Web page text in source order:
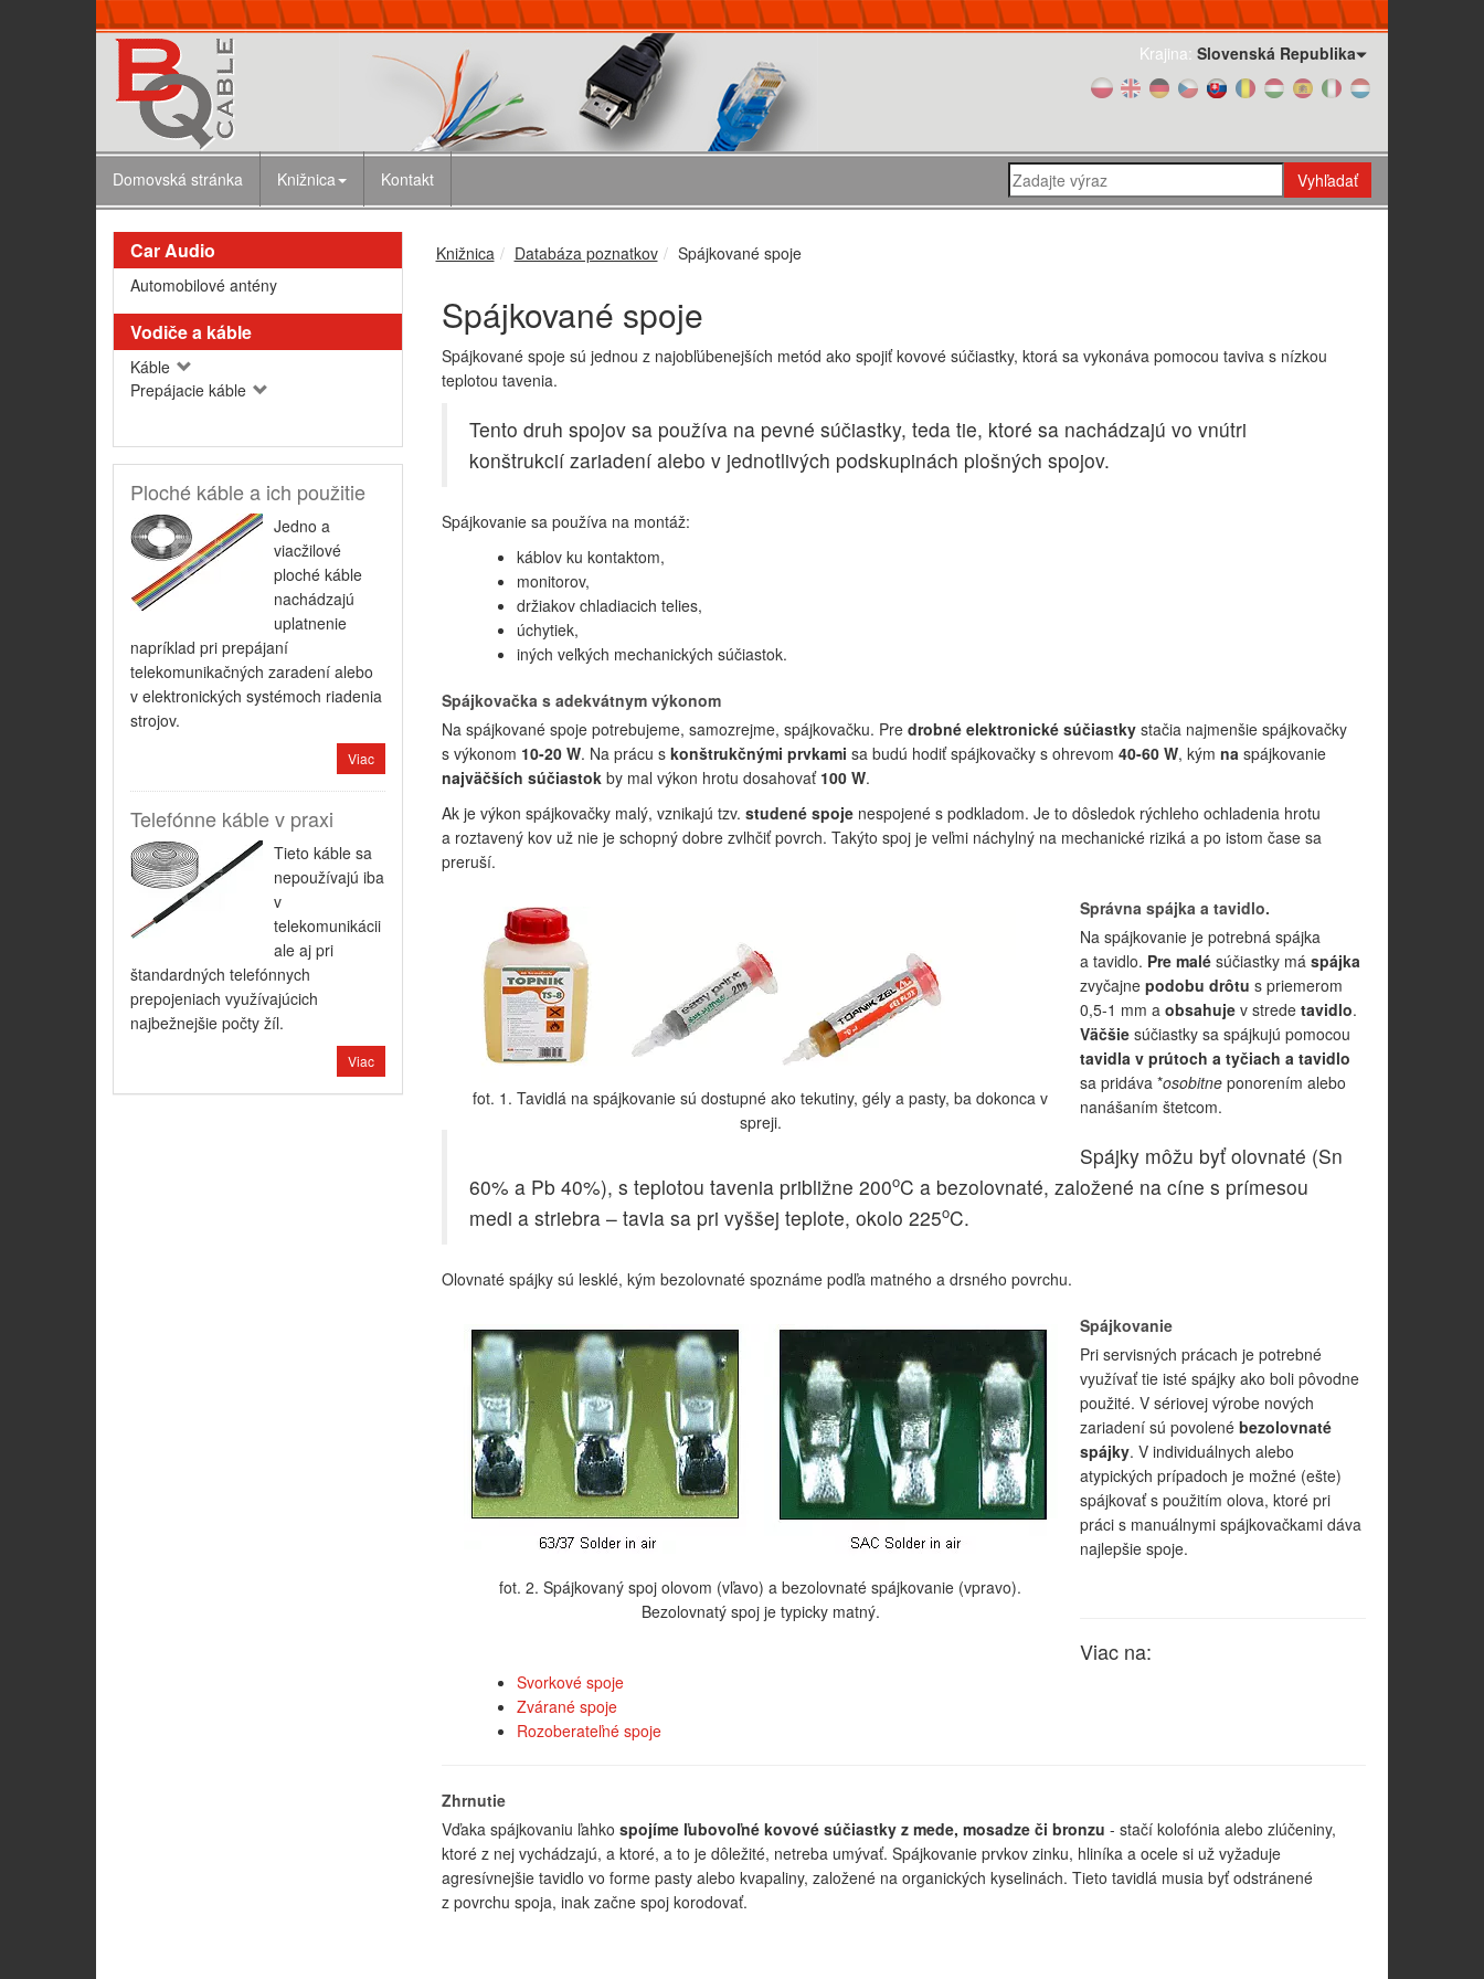
Krajina: Slovenská Republika
Domovská stránka Knižnica Kontakt Vyhľadať
Car Audio
Automobilové antény
Vodiče a káble
Káble
Prepájacie káble
Ploché káble a ich použitie
Jedno a
viacžilové
ploché káble
nachádzajú
uplatnenie
napríklad pri prepájaní
telekomunikačných zaradení alebo
v elektronických systémoch riadenia
strojov.
Viac
Telefónne káble v praxi
Tieto káble sa
nepoužívajú iba
v
telekomunikácii
ale aj pri
štandardných telefónnych
prepojeniach využívajúcich
najbežnejšie počty žíl.
Viac
Knižnica Databáza poznatkov Spájkované spoje
Spájkované spoje
Spájkované spoje sú jednou z najobľúbenejších metód ako spojiť kovové súčiastky, ktorá sa vykonáva pomocou taviva s nízkou
teplotou tavenia.
Tento druh spojov sa používa na pevné súčiastky, teda tie, ktoré sa nachádzajú vo vnútri
konštrukcií zariadení alebo v jednotlivých podskupinách plošných spojov.
Spájkovanie sa používa na montáž:
káblov ku kontaktom,
monitorov,
držiakov chladiacich telies,
úchytiek,
iných veľkých mechanických súčiastok.
Spájkovačka s adekvátnym výkonom
Na spájkované spoje potrebujeme, samozrejme, spájkovačku. Pre drobné elektronické súčiastkystačia najmenšie spájkovačky
s výkonom 10-20 W. Na prácu s konštrukčnými prvkami sa budú hodiť spájkovačky s ohrevom 40-60 W, kým naspájkovanie
najväčších súčiastokby mal výkon hrotu dosahovať 100 W.
Ak je výkon spájkovačky malý, vznikajú tzv. studené spojenespojené s podkladom. Je to dôsledok rýchleho ochladenia hrotu
a roztavený kov už nie je schopný dobre zvlhčiť povrch. Takýto spoj je veľmi náchylný na mechanické riziká a po istom čase sa
preruší.
fot. 1. Tavidlá na spájkovanie sú dostupné ako tekutiny, gély a pasty, ba dokonca v
spreji.
Správna spájka a tavidlo.
Na spájkovanie je potrebná spájka
a tavidlo. Pre malésúčiastky má spájka
zvyčajne podobu drôtu s priemerom
0,5-1 mm a obsahujev strede tavidlo.
Väčšiesúčiastky sa spájkujú pomocou
tavidla v prútoch a tyčiach a tavidlo
sa pridáva *osobitneponorením alebo
nanášaním štetcom.
Spájky môžu byť olovnaté (Sn
60% a Pb 40%), s teplotou tavenia približne 200oC a bezolovnaté, založené na cíne s prímesou
medi a striebra – tavia sa pri vyššej teplote, okolo 225oC.
Olovnaté spájky sú lesklé, kým bezolovnaté spoznáme podľa matného a drsného povrchu.
fot. 2. Spájkovaný spoj olovom (vľavo) a bezolovnaté spájkovanie (vpravo).
Bezolovnatý spoj je typicky matný.
Spájkovanie
Pri servisných prácach je potrebné
využívať tie isté spájky ako boli pôvodne
použité. V sériovej výrobe nových
zariadení sú povolené bezolovnaté
spájky. V individuálnych alebo
atypických prípadoch je možné (ešte)
spájkovať s použitím olova, ktoré pri
práci s manuálnymi spájkovačkami dáva
najlepšie spoje.
Viac na:
Svorkové spoje
Zvárané spoje
Rozoberateľné spoje
Zhrnutie
Vďaka spájkovaniu ľahko spojíme ľubovoľné kovové súčiastky z mede, mosadze či bronzu - stačí kolofónia alebo zlúčeniny,
ktoré z nej vychádzajú, a ktoré, a to je dôležité, netreba umývať. Spájkovanie prvkov zinku, hliníka a ocele si už vyžaduje
agresívnejšie tavidlo vo forme pasty alebo kvapaliny, založené na organických kyselinách. Tieto tavidlá musia byť odstránené
z povrchu spoja, inak začne spoj korodovať.